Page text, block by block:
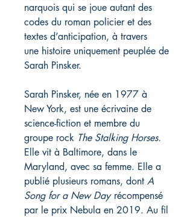
narquois qui se joue autant des
codes du roman policier et des
textes d’anticipation, à travers
une histoire uniquement peuplée de
Sarah Pinsker.
Sarah Pinsker, née en 1977 à
New York, est une écrivaine de
science-fiction et membre du
groupe rock The Stalking Horses.
Elle vit à Baltimore, dans le
Maryland, avec sa femme. Elle a
publié plusieurs romans, dont A
Song for a New Day récompensé
par le prix Nebula en 2019. Au fil